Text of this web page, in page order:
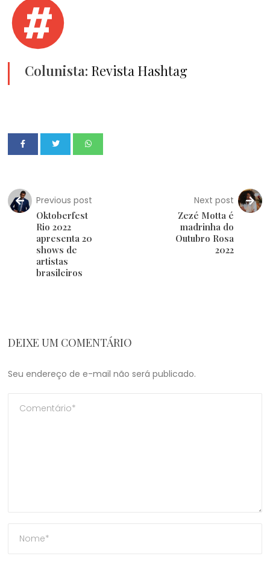
Colunista: Revista Hashtag
Previous post
Oktoberfest
Rio 2022
apresenta 20
shows de
artistas
brasileiros
Next post
Zezé Motta é
madrinha do
Outubro Rosa
2022
DEIXE UM COMENTÁRIO
Seu endereço de e-mail não será publicado.